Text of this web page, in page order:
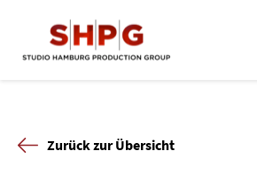
Zurück zur Übersicht